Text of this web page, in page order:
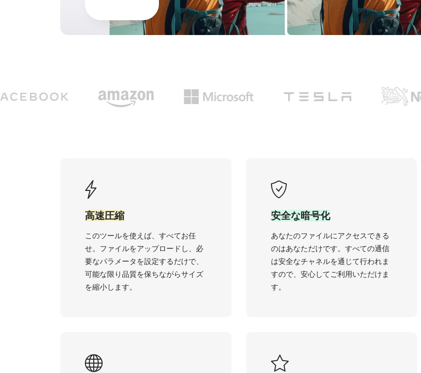
高速圧縮
このツールを使えば、すべてお任
せ。ファイルをアップロードし、必
要なパラメータを設定するだけで、
可能な限り品質を保ちながらサイズ
を縮小します。
安全な暗号化
あなたのファイルにアクセスできる
のはあなただけです。すべての通信
は安全なチャネルを通じて行われま
すので、安心してご利用いただけま
す。